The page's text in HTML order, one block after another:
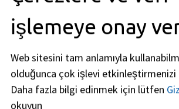
14:00-16:00Saat (öğledensonra)
Salı:
08:00
Saat (öğleden önce)
Perşembe:
08:00-14:00 Saat (öğledensonra)
Cuma
işlemeye onay
Web sitesini tam anlamıyla
olduğunca çok işlevi etkinleştirmenizi
Daha fazla bilgi edinmek için lütfen
okuyun